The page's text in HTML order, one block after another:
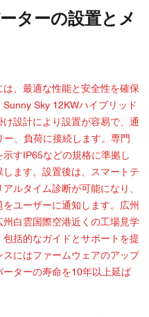
ターの設置とメ
、最適な性能と安全性を確保
Sky 12KWハイブリッド
設計により設置が容易で、通
、負荷に接続します。専門
すIP65などの規格に準拠し
ます。設置後は、スマートテ
ルタイム診断が可能になり、
ユーザーに通知します。広州
白雲国際空港近くの工場見学
括的なガイドとサポートを提
にはファームウェアのアップ
ターの寿命を10年以上延ば